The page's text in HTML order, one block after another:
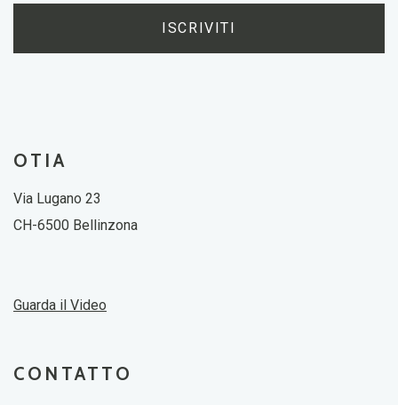
ISCRIVITI
OTIA
Via Lugano 23
CH-6500 Bellinzona
Guarda il Video
CONTATTO